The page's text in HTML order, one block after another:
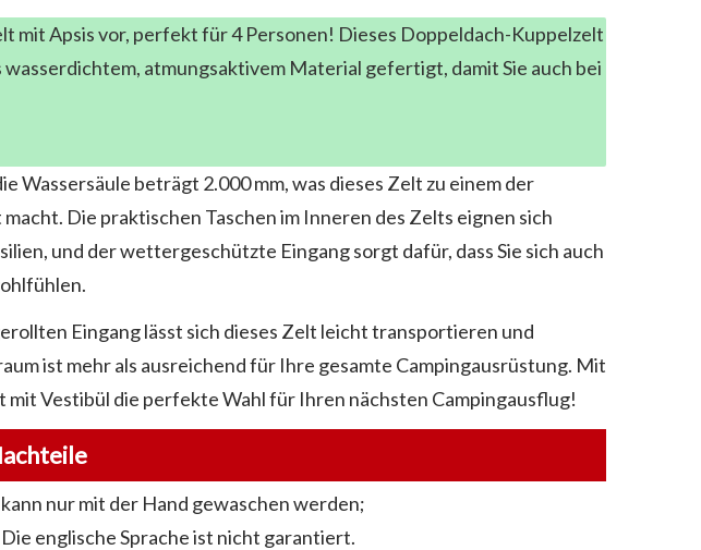
mit Apsis vor, perfekt für 4 Personen! Dieses Doppeldach-Kuppelzelt
atmungsaktivem Material gefertigt, damit Sie auch bei
Wassersäule beträgt 2.000 mm, was dieses Zelt zu einem der
Die praktischen Taschen im Inneren des Zelts eignen sich
und der wettergeschützte Eingang sorgt dafür, dass Sie sich auch
Eingang lässt sich dieses Zelt leicht transportieren und
ist mehr als ausreichend für Ihre gesamte Campingausrüstung. Mit
Vestibül die perfekte Wahl für Ihren nächsten Campingausflug!
kann nur mit der Hand gewaschen werden;
Die englische Sprache ist nicht garantiert.